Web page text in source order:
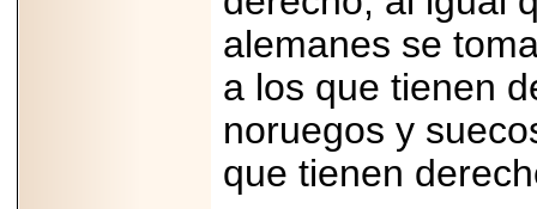
alemanes se
a los que tienen
noruegos y
que tienen